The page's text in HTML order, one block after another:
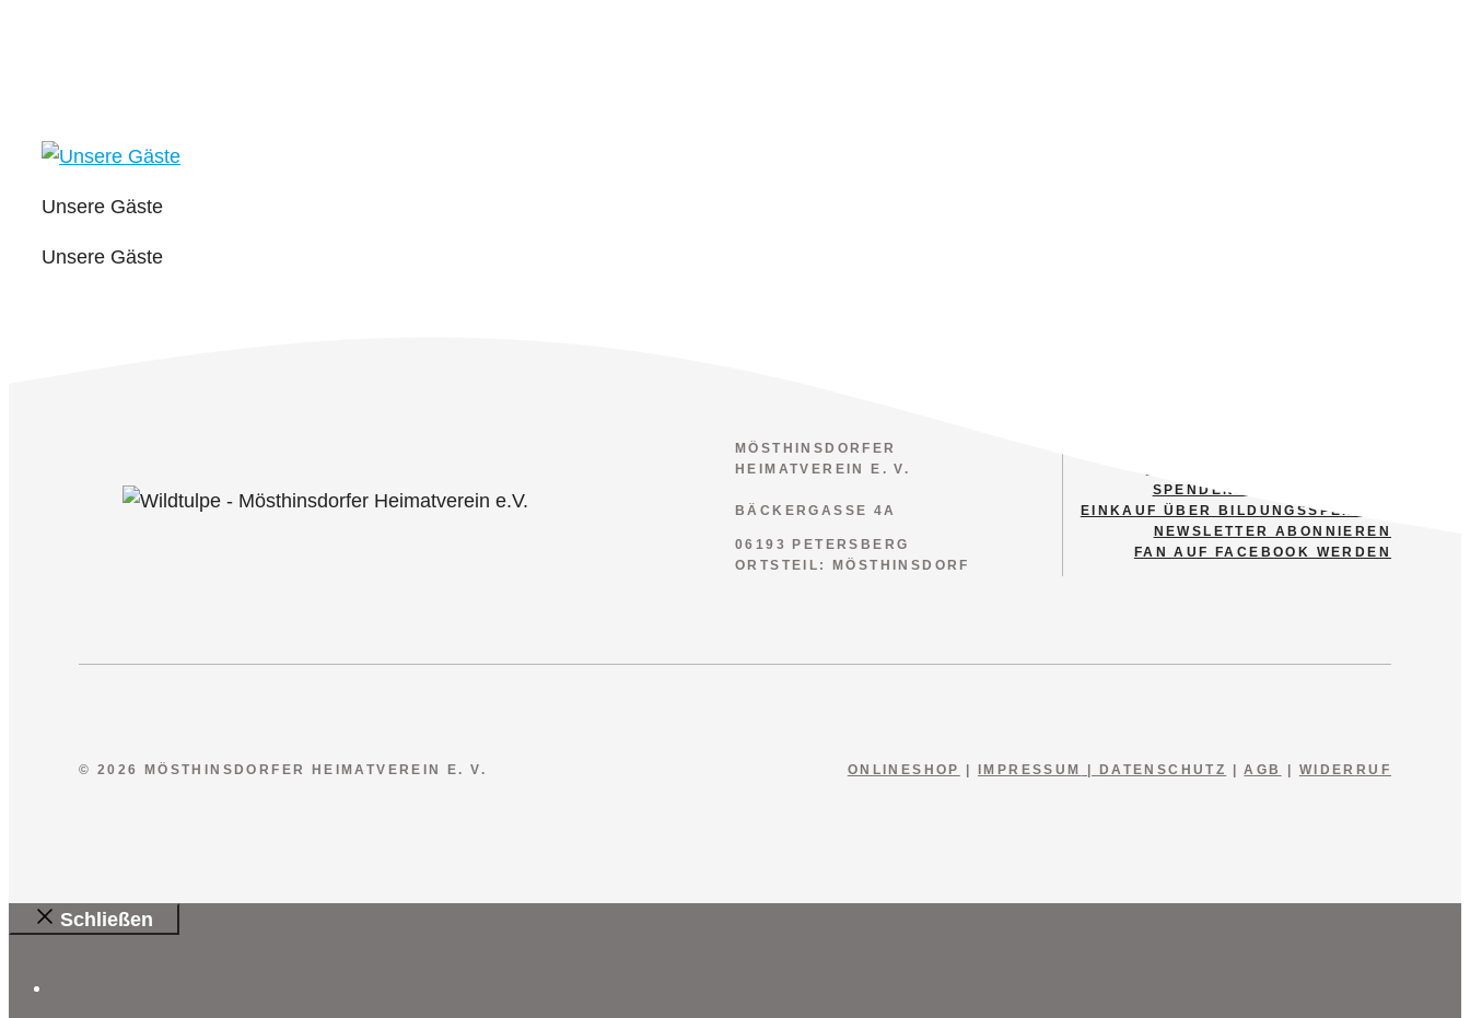
Unsere Gäste
Unsere Gäste
MÖSTHINSDORFER
HEIMATVEREIN E. V.
BÄCKERGASSE 4A
06193 PETERSBERG
ORTSTEIL: MÖSTHINSDORF
SPENDENSTEIN ERWERBEN
EINKAUF ÜBER BILDUNGSSPENDER
NEWSLETTER ABONNIEREN
FAN AUF FACEBOOK WERDEN
© 2026 MÖSTHINSDORFER HEIMATVEREIN E. V. ONLINESHOP | IMPRESSUM | DATENSCHUTZ |AGB | WIDERRUF
Schließen